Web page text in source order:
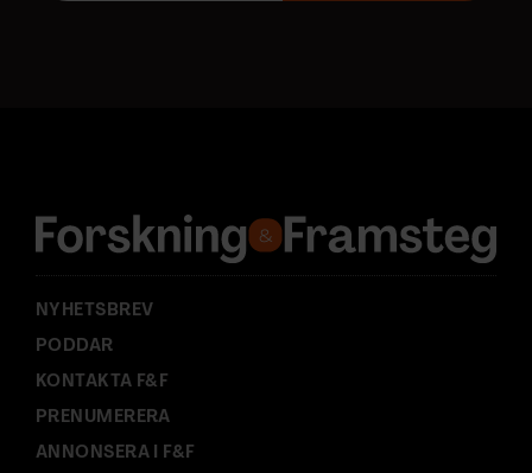
s
:
NYHETSBREV
PODDAR
KONTAKTA F&F
PRENUMERERA
ANNONSERA I F&F